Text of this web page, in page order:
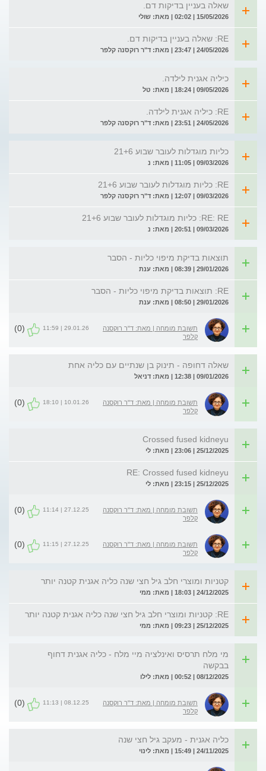
שאלה בעניין בדיקות דם.
15/05/2026 | 02:02 | מאת: שולי
RE: שאלה בעניין בדיקות דם.
24/05/2026 | 23:47 | מאת: ד"ר רוקסנה קלפר
כיליה אגנית לילדה.
09/05/2026 | 18:24 | מאת: טל
RE: כיליה אגנית לילדה.
24/05/2026 | 23:51 | מאת: ד"ר רוקסנה קלפר
כליות מוגדלות לעובר שבוע 21+6
09/03/2026 | 11:05 | מאת: נ
RE: כליות מוגדלות לעובר שבוע 21+6
09/03/2026 | 12:07 | מאת: ד"ר רוקסנה קלפר
RE: RE: כליות מוגדלות לעובר שבוע 21+6
09/03/2026 | 20:51 | מאת: נ
תוצאות בדיקת מיפוי כליות - הסבר
29/01/2026 | 08:39 | מאת: ענת
RE: תוצאות בדיקת מיפוי כליות - הסבר
29/01/2026 | 08:50 | מאת: ענת
תשובת מומחה | מאת: ד"ר רוקסנה
קלפר
29.01.26 | 11:59
(0)
שאלה דחופה - תינוק בן שנתיים עם כליה אחת
09/01/2026 | 12:38 | מאת: דניאל
תשובת מומחה | מאת: ד"ר רוקסנה
קלפר
10.01.26 | 18:10
(0)
Crossed fused kidneyu
25/12/2025 | 23:06 | מאת: לי
RE: Crossed fused kidneyu
25/12/2025 | 23:15 | מאת: לי
תשובת מומחה | מאת: ד"ר רוקסנה
קלפר
27.12.25 | 11:14
(0)
תשובת מומחה | מאת: ד"ר רוקסנה
קלפר
27.12.25 | 11:15
(0)
קטניות ומוצרי חלב גיל חצי שנה כליה אגנית קטנה יותר
24/12/2025 | 18:03 | מאת: ממי
RE: קטניות ומוצרי חלב גיל חצי שנה כליה אגנית קטנה יותר
25/12/2025 | 09:23 | מאת: ממי
מי מלח תרסיס ואינלציה מיי מלח - כליה אגנית דחוף
בבקשה
08/12/2025 | 00:52 | מאת: לילו
תשובת מומחה | מאת: ד"ר רוקסנה
קלפר
08.12.25 | 11:13
(0)
כליה אגנית - מעקב גיל חצי שנה
24/11/2025 | 15:49 | מאת: לינוי